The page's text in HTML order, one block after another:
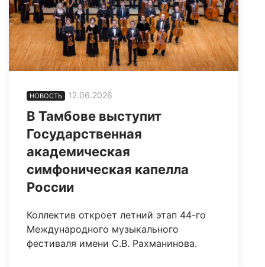
НОВОСТЬ 12.06.2026
В Тамбове выступит
Государственная
академическая
симфоническая капелла
России
Коллектив откроет летний этап 44-го
Международного музыкального
фестиваля имени С.В. Рахманинова.